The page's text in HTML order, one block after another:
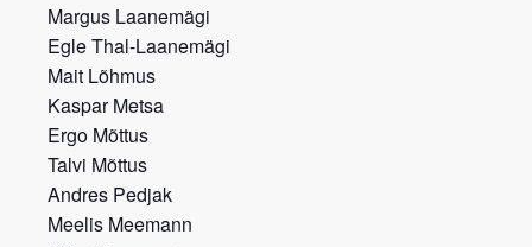
Margus Laanemägi
Egle Thal-Laanemägi
Mait Lõhmus
Kaspar Metsa
Ergo Mõttus
Talvi Mõttus
Andres Pedjak
Meelis Meemann